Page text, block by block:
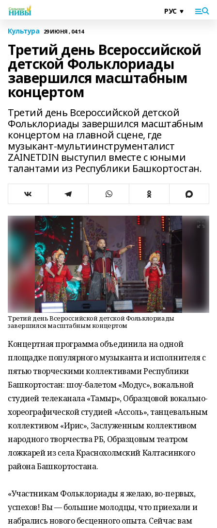
Культура 29 ИЮНЯ , 04:14
Третий день Всероссийской
детской Фольклориады
завершился масштабным
концертом
Третий день Всероссийской детской
Фольклориады завершился масштабным
концертом на главной сцене, где
музыкант-мультиинструменталист
ZAINETDIN выступил вместе с юными
талантами из Республики Башкортостан.
Третий день Всероссийской детской Фольклориады
завершился масштабным концертом
Концертная программа объединила на одной
площадке популярного музыканта и исполнителя с
пятью творческими коллективами Республики
Башкортостан: шоу-балетом «Модус», вокальной
студией телеканала «Тамыр», Образцовой вокально-
хореографической студией «Ассоль», танцевальным
коллективом «Ирис», Заслуженным коллективом
народного творчества РБ, Образцовым театром
ложкарей из села Краснохолмский Калтасинкого
района Башкортостана.
«Участникам Фольклориады я желаю, во-первых,
успехов! Вы — большие молодцы, что приехали и
набрались нового бесценного опыта. Сейчас вам